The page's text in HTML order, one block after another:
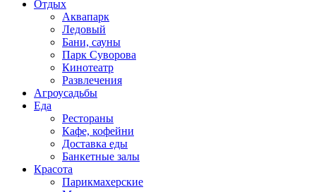
Отдых
Аквапарк
Ледовый
Бани, сауны
Парк Суворова
Кинотеатр
Развлечения
Агроусадьбы
Еда
Рестораны
Кафе, кофейни
Доставка еды
Банкетные залы
Красота
Парикмахерские